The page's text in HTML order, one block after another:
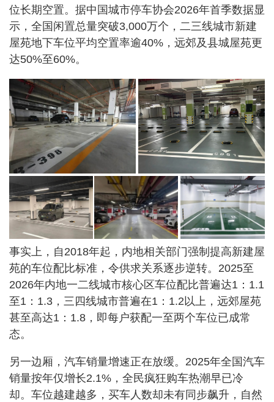
位长期空置。据中国城市停车协会2026年首季数据显
示，全国闲置总量突破3,000万个，二三线城市新建
屋苑地下车位平均空置率逾40%，远郊及县城屋苑更
达50%至60%。
事实上，自2018年起，内地相关部门强制提高新建屋
苑的车位配比标准，令供求关系逐步逆转。2025至
2026年内地一二线城市核心区车位配比普遍达1：1.1
至1：1.3，三四线城市普遍在1：1.2以上，远郊屋苑
甚至高达1：1.8，即每户获配一至两个车位已成常
态。
另一边厢，汽车销量增速正在放缓。2025年全国汽车
销量按年仅增长2.1%，全民疯狂购车热潮早已冷
却。车位越建越多，买车人数却未有同步飙升，自然